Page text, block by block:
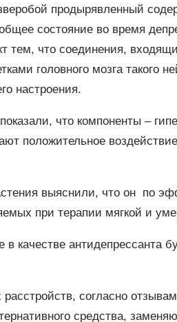
продырявленный
состояние во время
что соединения,
головного мозга такого
настроения.
что компоненты –
положительное
выяснили, что он по
при терапии мягкой и
качестве антидепрессанта
согласно
средства,